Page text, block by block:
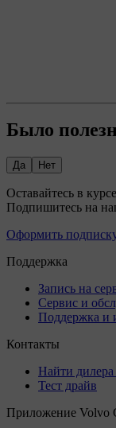
Было
Да Нет